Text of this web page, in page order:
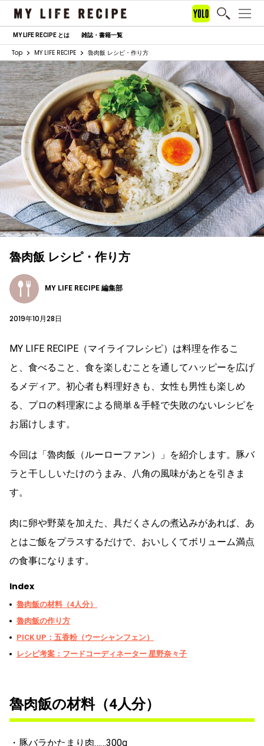
MY LIFE RECIPE とは 雑誌・書籍一覧
Top MY LIFE RECIPE 魯肉飯 レシピ・作り方
魯肉飯 レシピ・作り方
MY LIFE RECIPE 編集部
2019年10月28日
MY LIFE RECIPE（マイライフレシピ）は料理を作るこ
と、食べること、食を楽しむことを通してハッピーを広げ
るメディア。初心者も料理好きも、女性も男性も楽しめ
る、プロの料理家による簡単＆手軽で失敗のないレシピを
お届けします。
今回は「魯肉飯（ルーローファン）」を紹介します。豚バ
ラと干ししいたけのうまみ、八角の風味があとを引きま
す。
肉に卵や野菜を加えた、具だくさんの煮込みがあれば、あ
とはご飯をプラスするだけで、おいしくてボリューム満点
の食事になります。
Index
魯肉飯の材料（4人分）
魯肉飯の作り方
PICK UP：五香粉（ウーシャンフェン）
レシピ考案：フードコーディネーター 星野奈々子
魯肉飯の材料（4人分）
・豚バラかたまり肉……300g